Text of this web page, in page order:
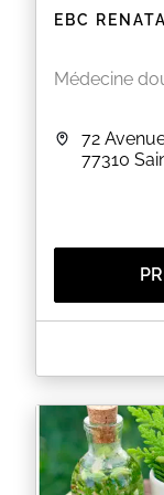
EBC
Médecine
72
77310
A PROPOS DE
Cliquez sur le
votre rendez-
Vous pouvez
07 66 05 41 76